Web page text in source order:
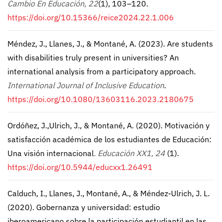
Cambio En Educación, 22(1), 103–120.
https://doi.org/10.15366/reice2024.22.1.006
Méndez, J., Llanes, J., & Montané, A. (2023). Are students
with disabilities truly present in universities? An
international analysis from a participatory approach.
International Journal of Inclusive Education.
https://doi.org/10.1080/13603116.2023.2180675
Ordóñez, J.,Ulrich, J., & Montané, A. (2020). Motivación y
satisfacción académica de los estudiantes de Educación:
Una visión internacional. Educación XX1, 24 (1).
https://doi.org/10.5944/educxx1.26491
Calduch, I., Llanes, J., Montané, A., & Méndez-Ulrich, J. L.
(2020). Gobernanza y universidad: estudio